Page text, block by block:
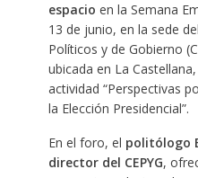
espacio en la Semana
13 de junio, en la sede
Políticos y de Gobierno
ubicada en La
actividad “Perspectivas
la Elección Presidencial”.
En el foro, el politólogo
director del CEPYG,